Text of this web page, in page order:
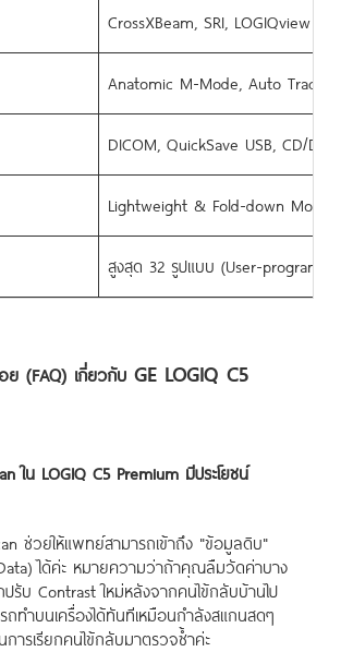
CrossXBeam, SRI, LOGIQview
Anatomic M-Mode, Auto Trace,
DICOM, QuickSave USB, CD/
Lightweight & Fold-down
สูงสุด 32 รูปแบบ (User-
(FAQ) เกี่ยวกับ GE LOGIQ C5
ใน LOGIQ C5 Premium มีประโยชน์
ช่วยให้แพทย์สามารถเข้าถึง "ข้อมูลดิบ"
ได้ค่ะ หมายความว่าถ้าคุณลืมวัดค่าบาง
รับ Contrast ใหม่หลังจากคนไข้กลับบ้านไป
ทำบนเครื่องได้ทันทีเหมือนกำลังสแกนสดๆ
การเรียกคนไข้กลับมาตรวจซ้ำค่ะ